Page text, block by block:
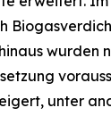
unter